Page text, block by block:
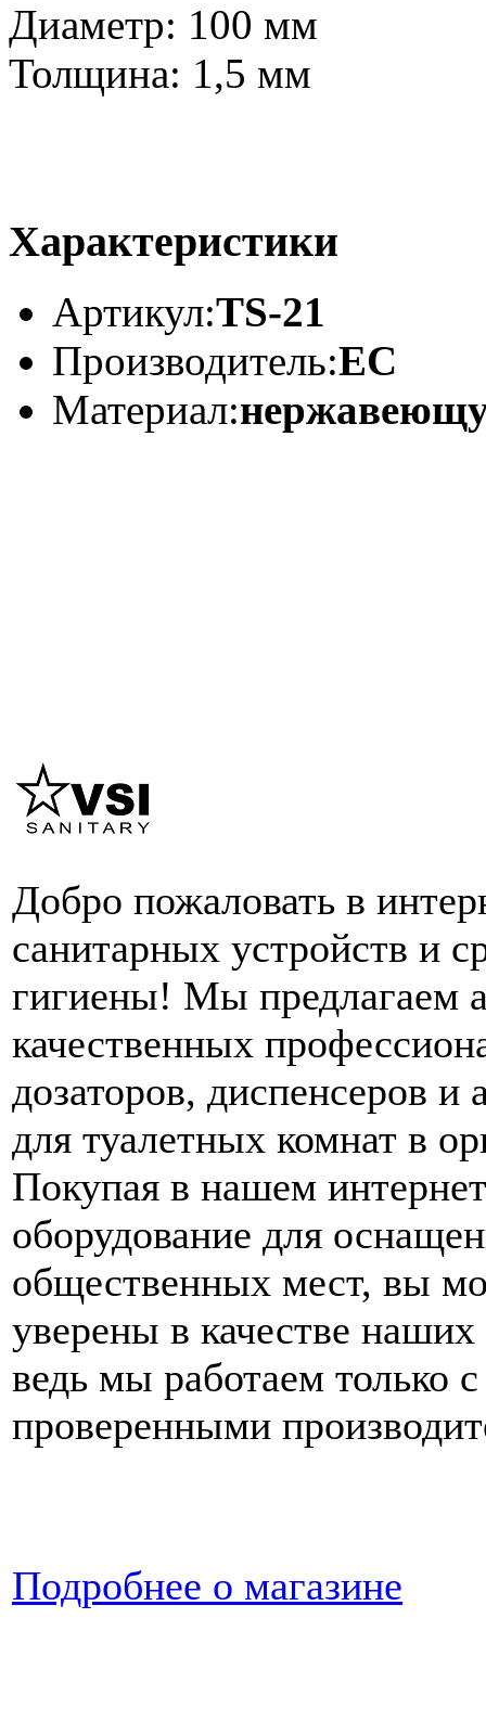
Диаметр: 100 мм
Толщина: 1,5 мм
Характеристики
Артикул:TS-21
Производитель:EC
Материал:
Добро пожаловать в
санитарных устройств и
гигиены! Мы предлагаем
качественных
дозаторов, диспенсеров и
для туалетных комнат в
Покупая в нашем
оборудование для
общественных мест, вы
уверены в качестве наших
ведь мы работаем только с
проверенными
Подробнее о магазине